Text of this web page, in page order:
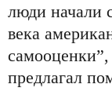
люди начали
века
предлагал